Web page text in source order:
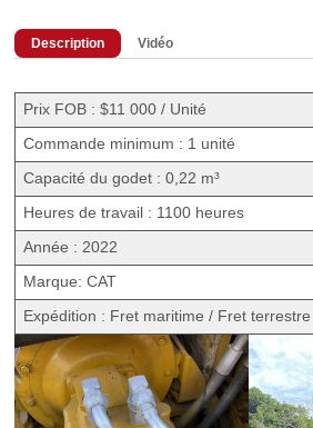
Description Vidéo
Prix FOB : $11 000 / Unité
Commande minimum : 1 unité
Capacité du godet : 0,22 m³
Heures de travail : 1100 heures
Année : 2022
Marque: CAT
Expédition : Fret maritime / Fret terrestre